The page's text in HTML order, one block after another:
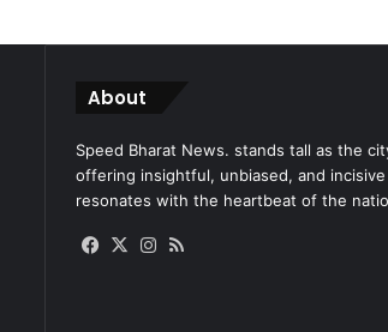
About
Speed Bharat News. stands tall as the
offering insightful, unbiased, and
resonates with the heartbeat of the
Facebook
X Instagram